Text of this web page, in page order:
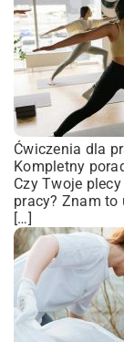
Ćwiczenia dla
Kompletny
Czy Twoje
pracy? Znam to
[…]